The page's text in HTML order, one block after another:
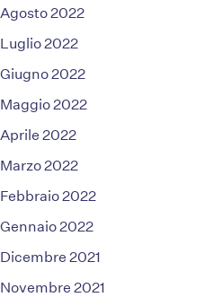
Agosto 2022
Luglio 2022
Giugno 2022
Maggio 2022
Aprile 2022
Marzo 2022
Febbraio 2022
Gennaio 2022
Dicembre 2021
Novembre 2021